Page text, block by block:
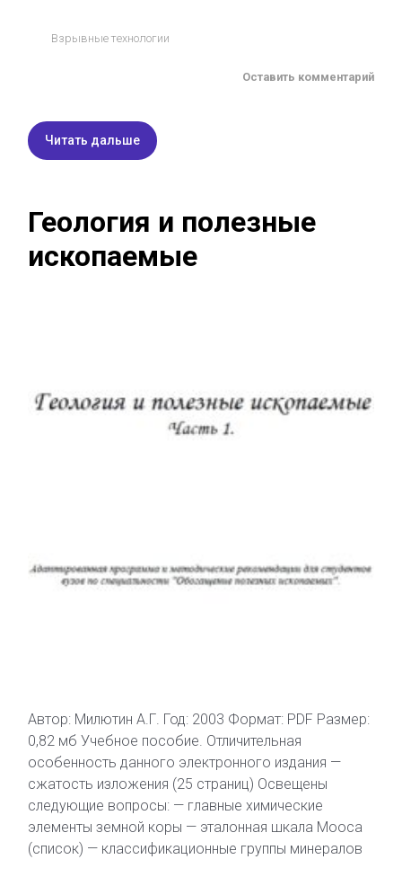
Взрывные технологии
Оставить комментарий
Читать дальше
Геология и полезные
ископаемые
Автор: Милютин А.Г. Год: 2003 Формат: PDF Размер:
0,82 мб Учебное пособие. Отличительная
особенность данного электронного издания —
сжатость изложения (25 страниц) Освещены
следующие вопросы: — главные химические
элементы земной коры — эталонная шкала Мооса
(список) — классификационные группы минералов